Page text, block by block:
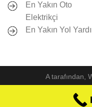
En Yakın Oto
Elektrikçi
En Yakın Yol
Atarafından,